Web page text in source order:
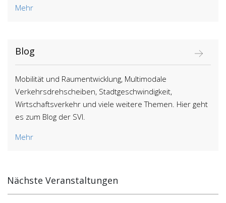
Mehr
Blog
Mobilität und Raumentwicklung, Multimodale
Verkehrsdrehscheiben, Stadtgeschwindigkeit,
Wirtschaftsverkehr und viele weitere Themen. Hier geht
es zum Blog der SVI.
Mehr
Nächste Veranstaltungen